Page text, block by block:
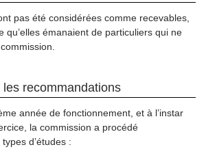
pas été considérées comme recevables,
qu’elles émanaient de particuliers qui ne
recommandations
année de fonctionnement, et à l’instar
la commission a procédé
d’études :